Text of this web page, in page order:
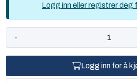
Logg inn eller registrer deg
-
Logg inn for å